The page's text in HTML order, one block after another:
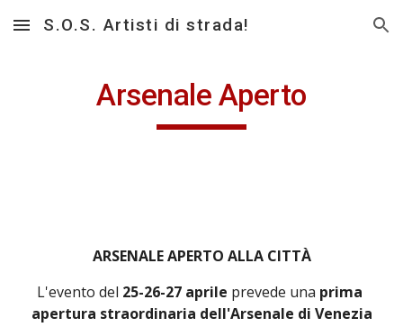
Skip to main content Skip to navigation
S.O.S. Artisti di strada!
Arsenale Aperto
ARSENALE APERTO ALLA CITTÀ
L'evento del 25-26-27 aprile prevede una prima
apertura straordinaria dell'Arsenale di Venezia